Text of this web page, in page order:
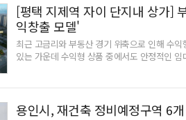
매 계약 등이 추진되는 셈이다. 지난해 브리스
스 공장을 인수하며 CDMO(위탁개발생산) 시장
한 설비 구축에 속도를 내고 있다.롯데바이오로
매매 계약을 위한 협의를 차질 없이 진행하고
추진할 것"이라고 말했다. /김명호기자
시 11공구 첨단산업클러스터에서 공사가 한
자자 최소 지분율이 3% 이상이어야 한다. 종합
설사업자를 1개사 이상 포함하되, 3개사 이하로
연 후 21일 참가의향서를 접수받는다. 사업신
이다. 오는 2025년 말에 착공해 2030년에 준
시작으로 평택 고덕, 인천 검단, 화성 동탄2 등
한다는 계획이다. 신경철 LH 국토도시개발본
진과 더불어 복정역세권 조성으로 위례신도시
시 복정역세권 위치도./LH 제공
가 늘면서 주변 상권 활성화에도 도움이 될 것으
[평택 지제역 자이 단지내 상가]
익창출 모델'
최근 고금리와 부동산 경기 위축으로 인해 수
있는 가운데 수익형 상품 중에서도 안정적인
자에 관심이 모아지고 있다.상업용지 비율이
실 리스크를 최소화해 배후수요를 안정적으로
공실률이 높아질 수밖에 없어 투자 안정성이 낮
용인시, 재건축 정비예정구역 6